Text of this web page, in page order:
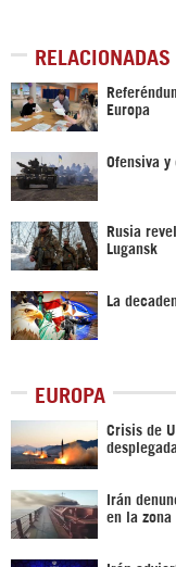
RELACIONADAS
Europa
Ofensiva y
Rusia
Lugansk
La
EUROPA
Crisis de
Irán
en la zona